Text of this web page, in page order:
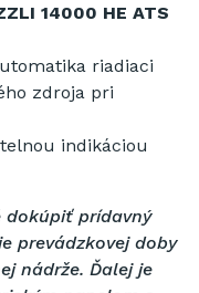
14000 HE ATS
riadiaci
zdroja pri
indikáciou
dokúpiť prídavný
prevádzkovej doby
nádrže. Ďalej je